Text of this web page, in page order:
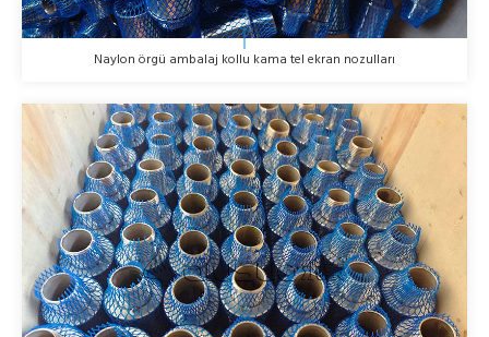
Naylon örgü ambalaj kollu kama tel ekran nozulları